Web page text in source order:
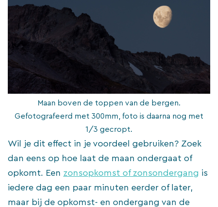
Maan boven de toppen van de bergen.
Gefotografeerd met 300mm, foto is daarna nog met
1/3 gecropt.
Wil je dit effect in je voordeel gebruiken? Zoek
dan eens op hoe laat de maan ondergaat of
opkomt. Een zonsopkomst of zonsondergang is
iedere dag een paar minuten eerder of later,
maar bij de opkomst- en ondergang van de